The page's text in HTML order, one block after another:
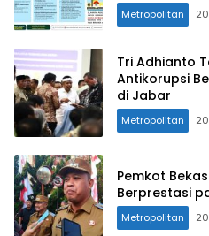
Metropolitan
Tri Adhianto
Antikorupsi
di Jabar
Metropolitan
Pemkot
Berprestasi
Metropolitan